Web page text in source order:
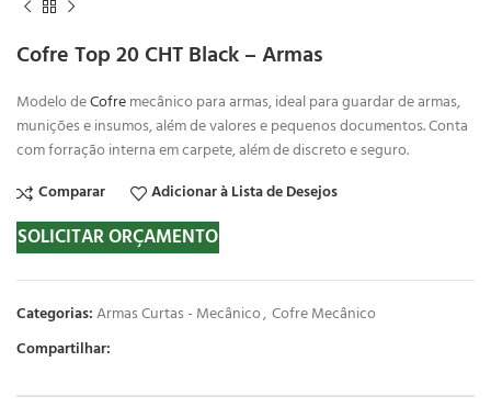
Cofre Top 20 CHT Black – Armas
Modelo deCofremecânico para armas, ideal para guardar de armas,
munições e insumos, além de valores e pequenos documentos. Conta
com forração interna em carpete, além de discreto e seguro.
Comparar
Adicionar à Lista de Desejos
SOLICITAR ORÇAMENTO
Categorias:Armas Curtas - Mecânico, Cofre Mecânico
Compartilhar: